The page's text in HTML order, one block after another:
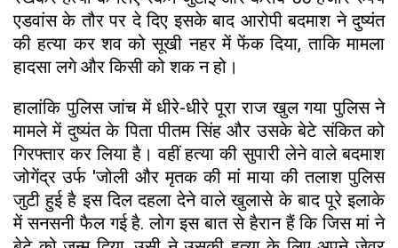
एडवांस के तौर पर दे दिए इसके बाद आरोपी बदमाश ने दुष्यंत
की हत्या कर शव को सूखी नहर में फेंक दिया, ताकि मामला
हादसा लगे और किसी को शक न हो।
हालांकि पुलिस जांच में धीरे-धीरे पूरा राज खुल गया पुलिस ने
मामले में दुष्यंत के पिता पीतम सिंह और उसके बेटे संकित को
गिरफ्तार कर लिया है। वहीं हत्या की सुपारी लेने वाले बदमाश
जोगेंद्र उर्फ 'जोली और मृतक की मां माया की तलाश पुलिस
जुटी हुई है इस दिल दहला देने वाले खुलासे के बाद पूरे इलाके
में सनसनी फैल गई है. लोग इस बात से हैरान हैं कि जिस मां ने